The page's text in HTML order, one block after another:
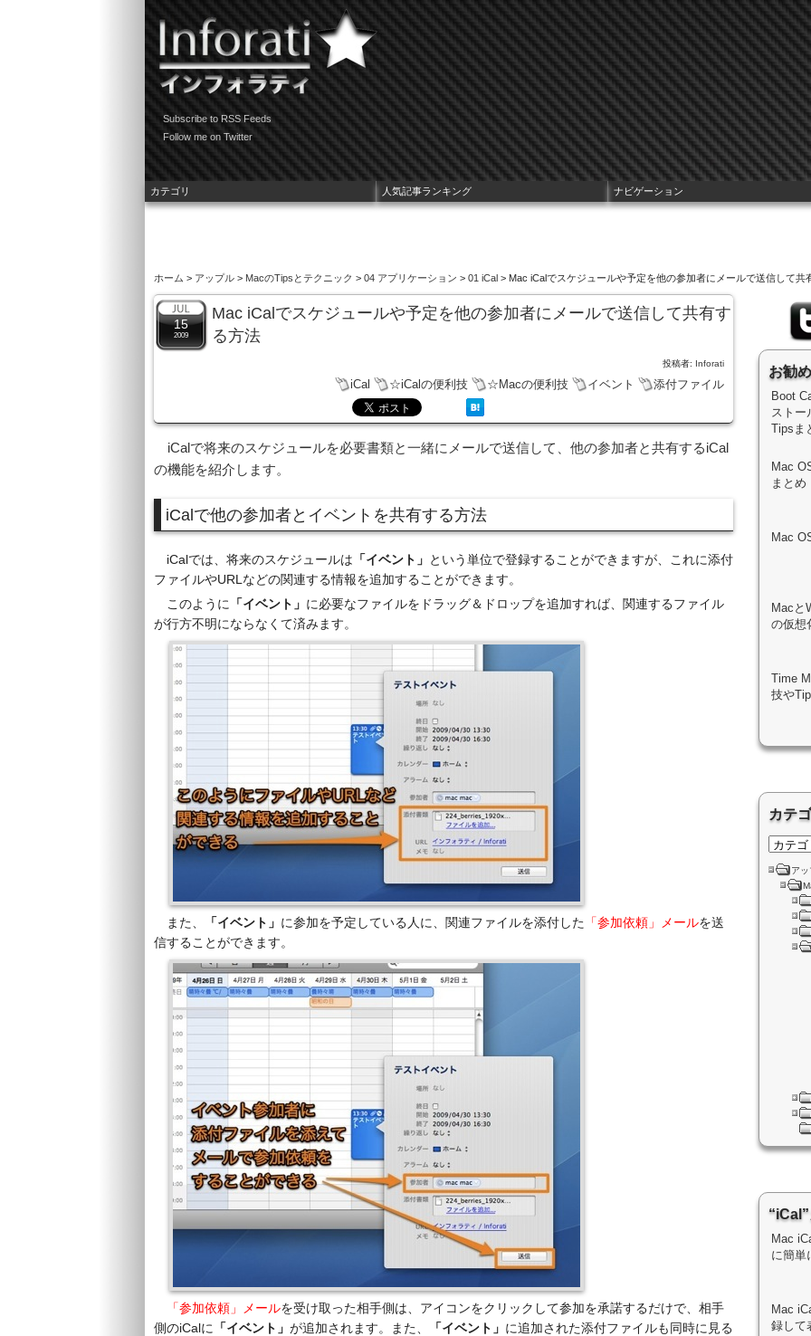
Subscribe to RSS Feeds
Follow me on Twitter
ホーム > アップル > MacのTipsとテクニック > 04 アプリケーション > 01 iCal > Mac iCalでスケジュールや予定を他の参加者にメールで送信して共
15
2009
Mac iCalでスケジュールや予定を他の参加者にメールで送信して共有す
る方法
投稿者: Inforati
iCal ☆iCalの便利技 ☆Macの便利技 イベント 添付ファイル
iCalで将来のスケジュールを必要書類と一緒にメールで送信して、他の参加者と共有するiCal
の機能を紹介します。
iCalで他の参加者とイベントを共有する方法
iCalでは、将来のスケジュールは 「イベント」 という単位で登録することができますが、これに添付
ファイルやURLなどの関連する情報を追加することができます。
このように
「イベント」 に必要なファイルをドラッグ＆ドロップを追加すれば、関連するファイル
が行方不明にならなくて済みます。
また、 「イベント」 に参加を予定している人に、関連ファイルを添付した 「参加依頼」メールを送
信することができます。
「参加依頼」メールを受け取った相手側は、アイコンをクリックして参加を承諾するだけで、相手
側のiCalに
「イベント」 が追加されます。また、 「イベント」 に追加された添付ファイルも同時に見る
お勧
Boot
ストー
Tipsま
Mac
まとめ
Mac
Macと
の仮想
Time
技や
カテ
ア
Mac
に簡単
Mac
録して
カテゴリ 人気記事ランキング ナビゲーション